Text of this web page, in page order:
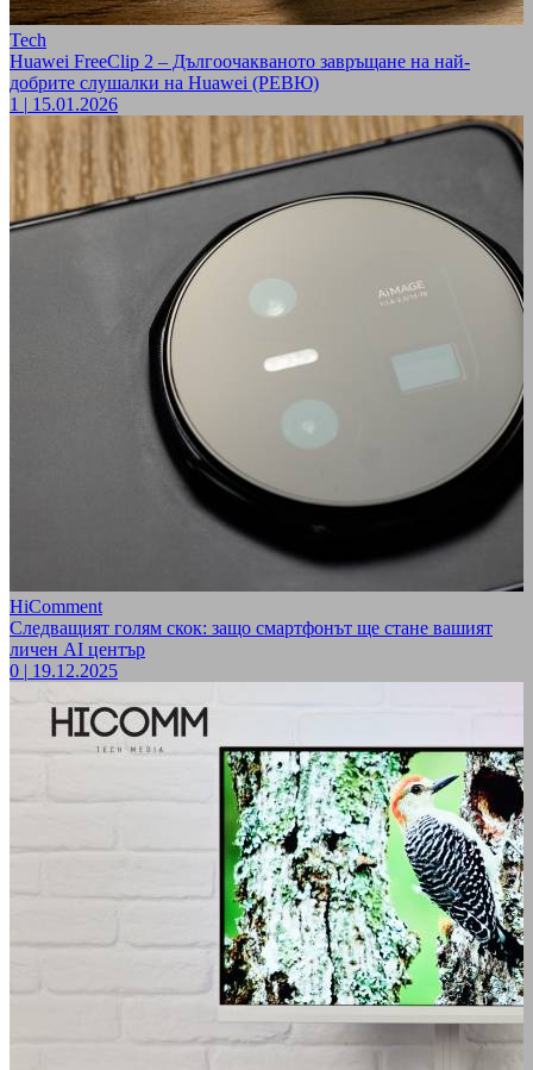
Tech
Huawei FreeClip 2 – Дългоочакваното завръщане на най-
добрите слушалки на Huawei (РЕВЮ)
1 | 15.01.2026
HiComment
Следващият голям скок: защо смартфонът ще стане вашият
личен AI център
0 | 19.12.2025